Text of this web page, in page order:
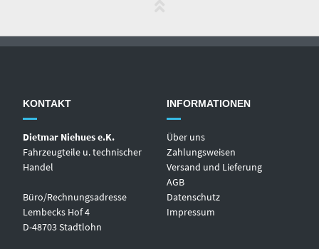
KONTAKT
Dietmar Niehues e.K.
Fahrzeugteile u. technischer
Handel
Büro/Rechnungsadresse
Lembecks Hof 4
D-48703 Stadtlohn
INFORMATIONEN
Über uns
Zahlungsweisen
Versand und Lieferung
AGB
Datenschutz
Impressum